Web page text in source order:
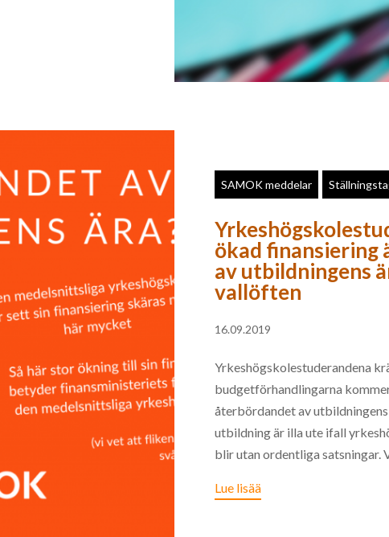
SAMOK meddelar
ökad finansiering
av utbildningens
vallöften
16.09.2019
Yrkeshögskolestuderandena
budgetförhandlingarna
återbördandet av
utbildning är illa ute ifall
blir utan ordentliga satsningar.
Lue lisää